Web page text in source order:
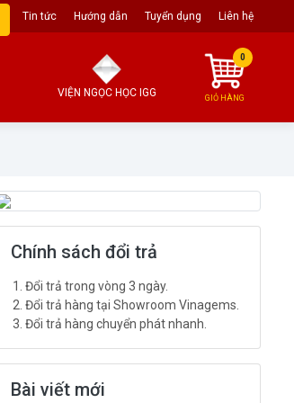
Tin tức Hướng dẫn Tuyển dụng Liên hệ
VIỆN NGỌC HỌC IGG
0
GIỎ HÀNG
Chính sách đổi trả
Đổi trả trong vòng 3 ngày.
Đổi trả hàng tại Showroom Vinagems.
Đổi trả hàng chuyển phát nhanh.
Bài viết mới